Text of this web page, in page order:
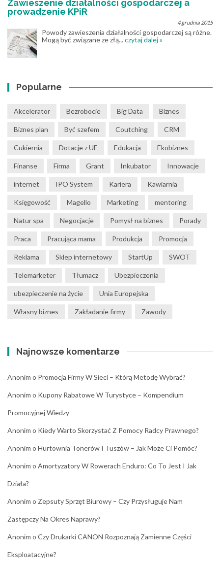
Zawieszenie działalności gospodarczej a
prowadzenie KPiR
4 grudnia 2015
Powody zawieszenia działalności gospodarczej są różne.
Mogą być związane ze złą...czytaj dalej »
Popularne
Akcelerator Bezrobocie Big Data Biznes
Biznes plan Być szefem Coutching CRM
Cukiernia Dotacje z UE Edukacja Ekobiznes
Finanse Firma Grant Inkubator Innowacje
internet IPO System Kariera Kawiarnia
Księgowość Magello Marketing mentoring
Natur spa Negocjacje Pomysł na biznes Porady
Praca Pracująca mama Produkcja Promocja
Reklama Sklep internetowy StartUp SWOT
Telemarketer Tłumacz Ubezpieczenia
ubezpieczenie na życie Unia Europejska
Własny biznes Zakładanie firmy Zawody
Najnowsze komentarze
Anonim o Promocja Firmy W Sieci – Którą Metodę Wybrać?
Anonim o Kupony Rabatowe W Turystyce – Kompendium
Promocyjnej Wiedzy
Anonim o Kiedy Warto Skorzystać Z Pomocy Radcy Prawnego?
Anonim o Hurtownia Tonerów I Tuszów – Jak Może Ci Pomóc?
Anonim o Amortyzatory W Rowerach Enduro: Co To Jest I Jak
Działa?
Anonim o Zepsuty Sprzęt Biurowy – Czy Przysługuje Nam
Zastępczy Na Okres Naprawy?
Anonim o Czy Drukarki CANON Rozpoznają Zamienne Części
Eksploatacyjne?